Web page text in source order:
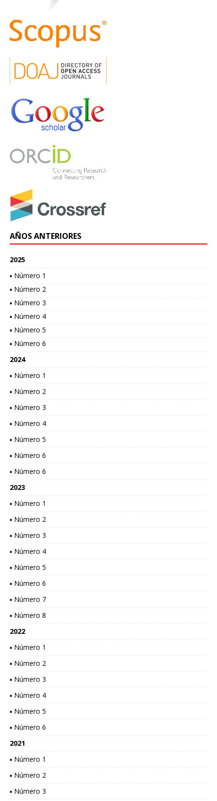
AÑOS ANTERIORES
2025
▪ Número 1
▪ Número 2
▪ Número 3
▪ Número 4
▪ Número 5
▪ Número 6
2024
▪ Número 1
▪ Número 2
▪ Número 3
▪ Número 4
▪ Número 5
▪ Número 6
▪ Número 6
2023
▪ Número 1
▪ Número 2
▪ Número 3
▪ Número 4
▪ Número 5
▪ Número 6
▪ Número 7
▪ Número 8
2022
▪ Número 1
▪ Número 2
▪ Número 3
▪ Número 4
▪ Número 5
▪ Número 6
2021
▪ Número 1
▪ Número 2
▪ Número 3